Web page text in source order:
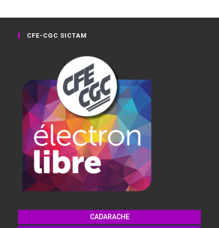
CFE-CGC SICTAM
CADARACHE